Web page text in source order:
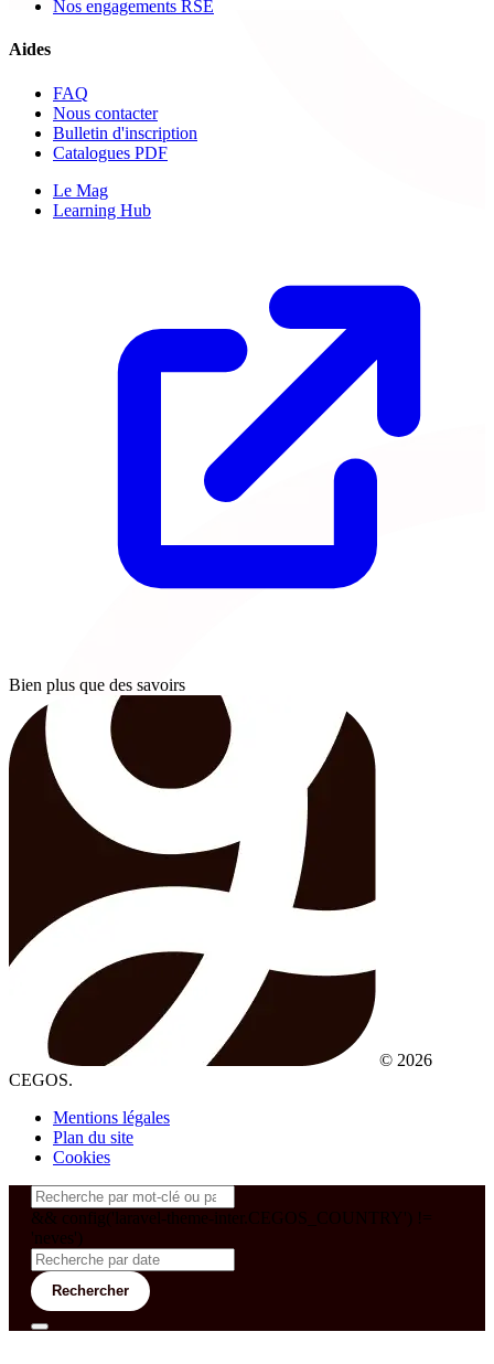
Nos engagements RSE
Aides
FAQ
Nous contacter
Bulletin d'inscription
Catalogues PDF
Le Mag
Learning Hub
Bien plus que des savoirs
© 2026
CEGOS.
Mentions légales
Plan du site
Cookies
&& config('laravel-theme-inter.CEGOS_COUNTRY') !=
'neves')
Rechercher